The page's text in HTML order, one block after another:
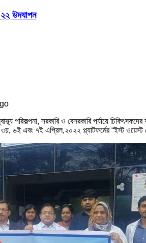
উদযাপন
পরিকল্পনা, সরকারি ও বেসরকারি পর্যায়ে
৬ই এবং ৭ই এপ্রিল,২০২২ প্ল্যাটফর্মের “ইস্ট